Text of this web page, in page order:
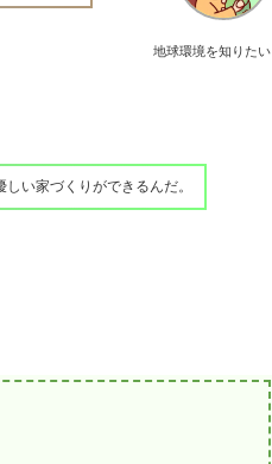
地球環境を知りたい
い家づくりができるんだ。